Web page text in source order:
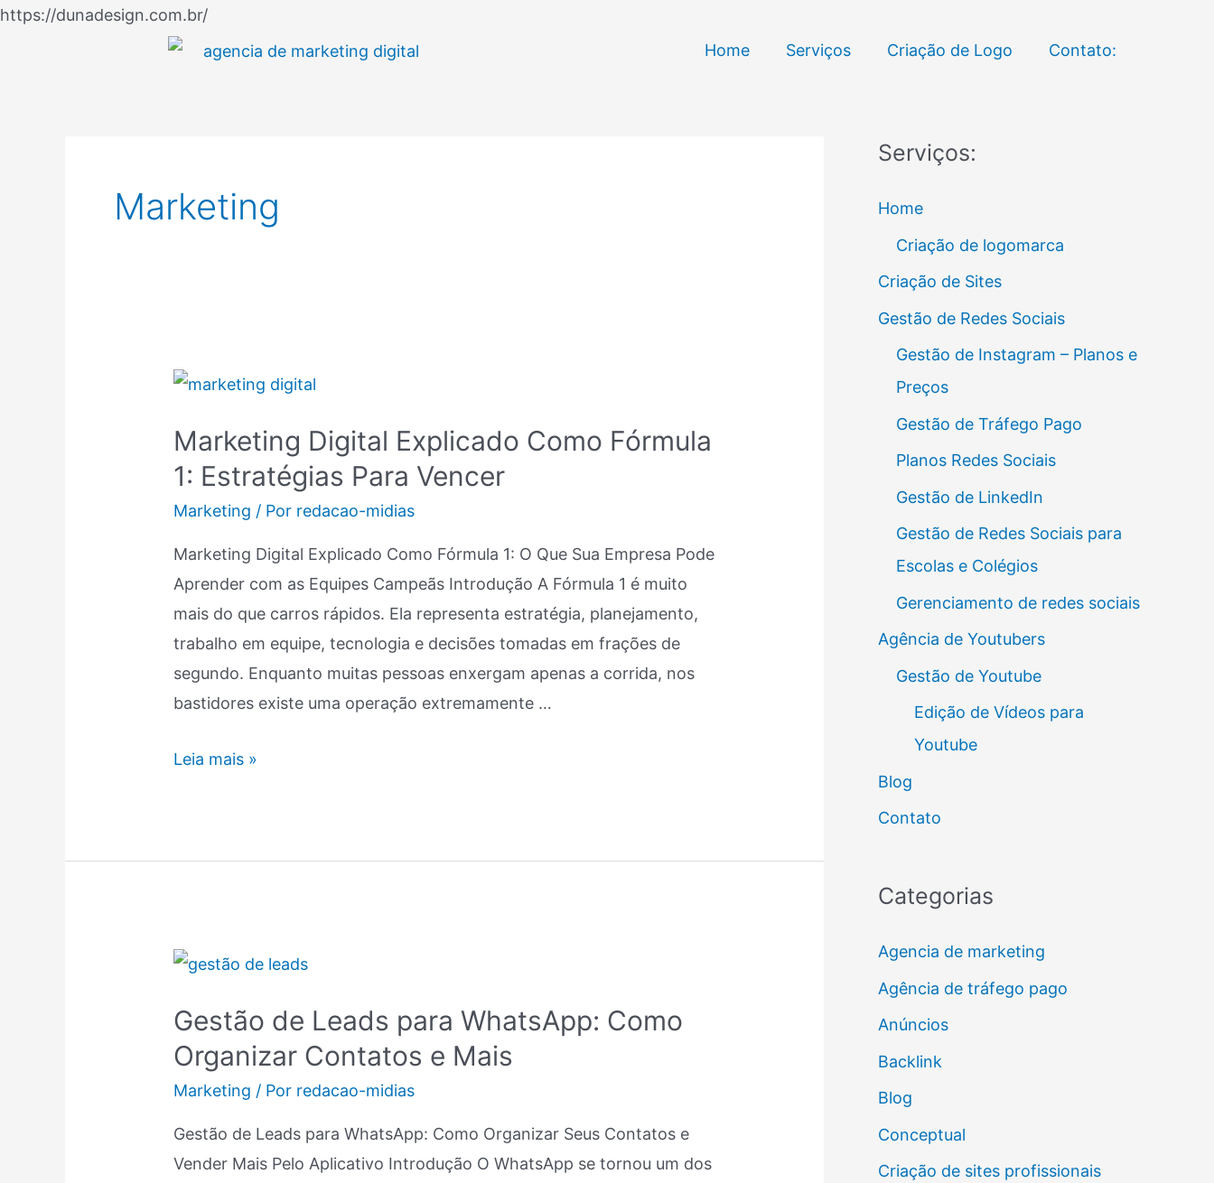
https://dunadesign.com.br/Ir
para
Home Serviços Criação de Logo Contato:
Marketing
Marketing Digital Explicado Como Fórmula
1: Estratégias Para Vencer
Marketing / Por redacao-midias
Marketing Digital Explicado Como Fórmula 1: O Que Sua Empresa Pode
Aprender com as Equipes Campeãs Introdução A Fórmula 1 é muito
mais do que carros rápidos. Ela representa estratégia, planejamento,
trabalho em equipe, tecnologia e decisões tomadas em frações de
segundo. Enquanto muitas pessoas enxergam apenas a corrida, nos
bastidores existe uma operação extremamente …
Marketing
Explicado
Como
Fórmula
Estratégias
Para
Vencer
Leia mais »
Gestão de Leads para WhatsApp: Como
Organizar Contatos e Mais
Marketing / Por redacao-midias
Gestão de Leads para WhatsApp: Como Organizar Seus Contatos e
Vender Mais Pelo Aplicativo Introdução O WhatsApp se tornou um dos
Gestão
Leads
para
WhatsApp:
Organizar
Contatos
Paginação
Serviços:
Home
Criação de logomarca
Criação de Sites
Gestão de Redes Sociais
Gestão de Instagram – Planos e
Preços
Gestão de Tráfego Pago
Planos Redes Sociais
Gestão de LinkedIn
Gestão de Redes Sociais para
Escolas e Colégios
Gerenciamento de redes sociais
Agência de Youtubers
Gestão de Youtube
Edição de Vídeos para
Youtube
Blog
Contato
Categorias
Agencia de marketing
Agência de tráfego pago
Anúncios
Backlink
Blog
Conceptual
Criação de sites profissionais